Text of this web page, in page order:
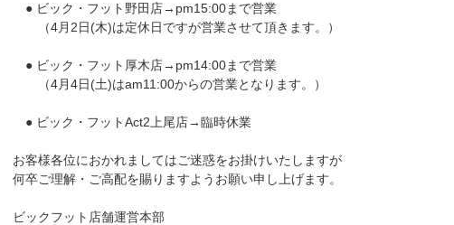
● ビック・フット野田店→pm15:00まで営業
（4月2日(木)は定休日ですが営業させて頂きます。）
● ビック・フット厚木店→pm14:00まで営業
（4月4日(土)はam11:00からの営業となります。）
● ビック・フットAct2上尾店→臨時休業
お客様各位におかれましてはご迷惑をお掛けいたしますが
何卒ご理解・ご高配を賜りますようお願い申し上げます。
ビックフット店舗運営本部